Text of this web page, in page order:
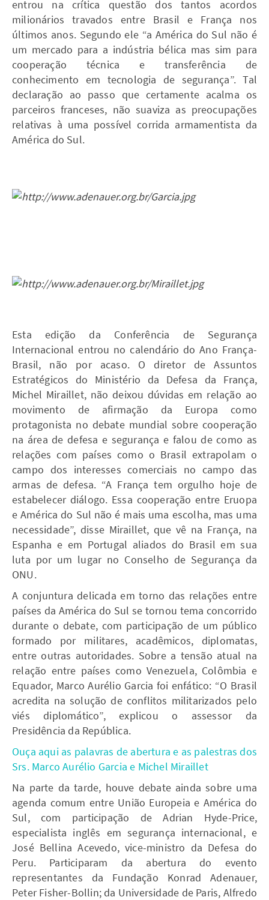
entrou na crítica questão dos tantos acordos
milionários travados entre Brasil e França nos
últimos anos. Segundo ele “a América do Sul não é
um mercado para a indústria bélica mas sim para
cooperação técnica e transferência de
conhecimento em tecnologia de segurança”. Tal
declaração ao passo que certamente acalma os
parceiros franceses, não suaviza as preocupações
relativas à uma possível corrida armamentista da
América do Sul.
Esta edição da Conferência de Segurança
Internacional entrou no calendário do Ano França-
Brasil, não por acaso. O diretor de Assuntos
Estratégicos do Ministério da Defesa da França,
Michel Miraillet, não deixou dúvidas em relação ao
movimento de afirmação da Europa como
protagonista no debate mundial sobre cooperação
na área de defesa e segurança e falou de como as
relações com países como o Brasil extrapolam o
campo dos interesses comerciais no campo das
armas de defesa. “A França tem orgulho hoje de
estabelecer diálogo. Essa cooperação entre Eruopa
e América do Sul não é mais uma escolha, mas uma
necessidade”, disse Miraillet, que vê na França, na
Espanha e em Portugal aliados do Brasil em sua
luta por um lugar no Conselho de Segurança da
ONU.
A conjuntura delicada em torno das relações entre
países da América do Sul se tornou tema concorrido
durante o debate, com participação de um público
formado por militares, acadêmicos, diplomatas,
entre outras autoridades. Sobre a tensão atual na
relação entre países como Venezuela, Colômbia e
Equador, Marco Aurélio Garcia foi enfático: “O Brasil
acredita na solução de conflitos militarizados pelo
viés diplomático”, explicou o assessor da
Presidência da República.
Ouça aqui as palavras de abertura e as palestras dos
Srs. Marco Aurélio Garcia e Michel Miraillet
Na parte da tarde, houve debate ainda sobre uma
agenda comum entre União Europeia e América do
Sul, com participação de Adrian Hyde-Price,
especialista inglês em segurança internacional, e
José Bellina Acevedo, vice-ministro da Defesa do
Peru. Participaram da abertura do evento
representantes da Fundação Konrad Adenauer,
Peter Fisher-Bollin; da Universidade de Paris, Alfredo